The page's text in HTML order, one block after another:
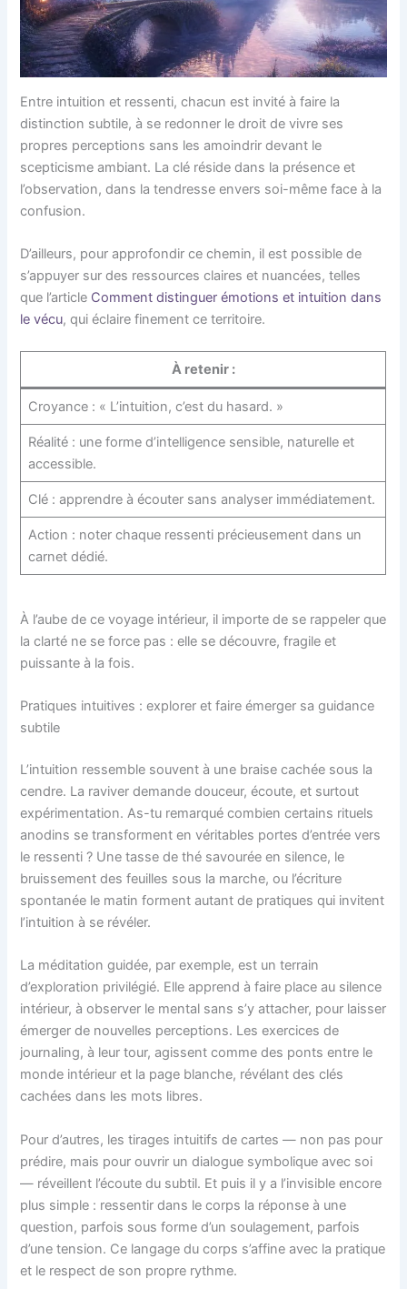
Entre intuition et ressenti, chacun est invité à faire la
distinction subtile, à se redonner le droit de vivre ses
propres perceptions sans les amoindrir devant le
scepticisme ambiant. La clé réside dans la présence et
l’observation, dans la tendresse envers soi-même face à la
confusion.
D’ailleurs, pour approfondir ce chemin, il est possible de
s’appuyer sur des ressources claires et nuancées, telles
que l’article Comment distinguer émotions et intuition dans
le vécu, qui éclaire finement ce territoire.
À retenir :
Croyance : « L’intuition, c’est du hasard. »
Réalité : une forme d’intelligence sensible, naturelle et
accessible.
Clé : apprendre à écouter sans analyser immédiatement.
Action : noter chaque ressenti précieusement dans un
carnet dédié.
À l’aube de ce voyage intérieur, il importe de se rappeler que
la clarté ne se force pas : elle se découvre, fragile et
puissante à la fois.
Pratiques intuitives : explorer et faire émerger sa guidance
subtile
L’intuition ressemble souvent à une braise cachée sous la
cendre. La raviver demande douceur, écoute, et surtout
expérimentation. As-tu remarqué combien certains rituels
anodins se transforment en véritables portes d’entrée vers
le ressenti ? Une tasse de thé savourée en silence, le
bruissement des feuilles sous la marche, ou l’écriture
spontanée le matin forment autant de pratiques qui invitent
l’intuition à se révéler.
La méditation guidée, par exemple, est un terrain
d’exploration privilégié. Elle apprend à faire place au silence
intérieur, à observer le mental sans s’y attacher, pour laisser
émerger de nouvelles perceptions. Les exercices de
journaling, à leur tour, agissent comme des ponts entre le
monde intérieur et la page blanche, révélant des clés
cachées dans les mots libres.
Pour d’autres, les tirages intuitifs de cartes — non pas pour
prédire, mais pour ouvrir un dialogue symbolique avec soi
— réveillent l’écoute du subtil. Et puis il y a l’invisible encore
plus simple : ressentir dans le corps la réponse à une
question, parfois sous forme d’un soulagement, parfois
d’une tension. Ce langage du corps s’affine avec la pratique
et le respect de son propre rythme.